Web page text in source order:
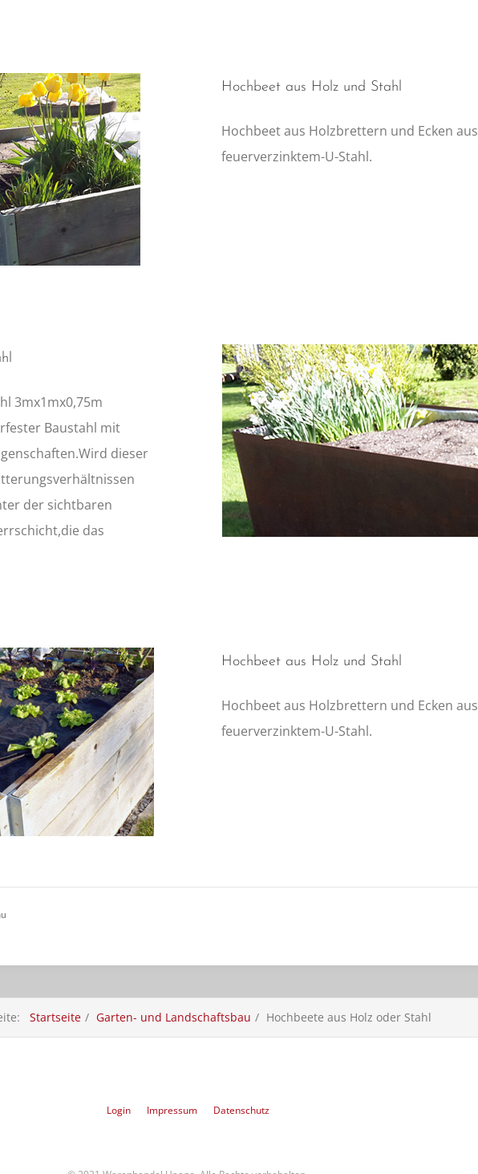
Hochbeet aus Holz und Stahl
Hochbeet aus Holzbrettern und Ecken aus
feuerverzinktem-U-Stahl.
3mx1mx0,75m
Baustahl mit
dieser
der sichtbaren
das
Hochbeet aus Holz und Stahl
Hochbeet aus Holzbrettern und Ecken aus
feuerverzinktem-U-Stahl.
Startseite Garten- und Landschaftsbau Hochbeete aus Holz oder Stahl
Login Impressum Datenschutz